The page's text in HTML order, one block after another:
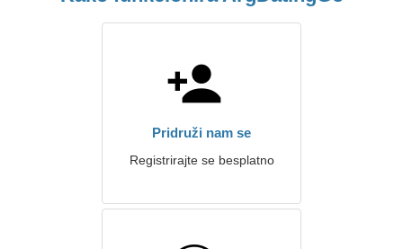
Pridruži nam se
Registrirajte se besplatno